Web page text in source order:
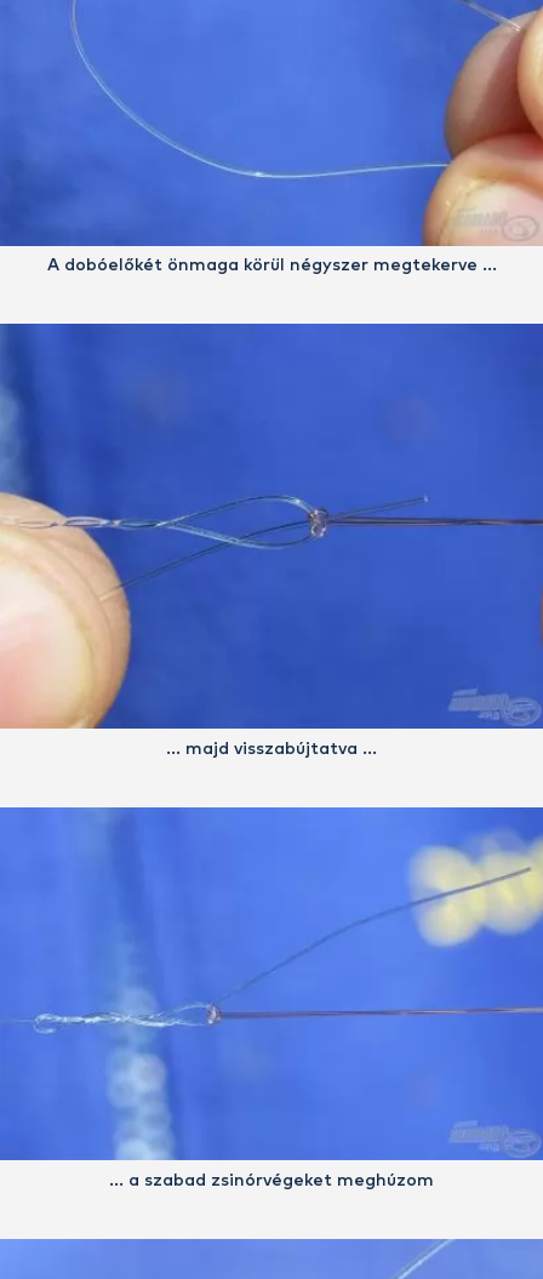
A dobóelőkét önmaga körül négyszer megtekerve …
… majd visszabújtatva …
… a szabad zsinórvégeket meghúzom